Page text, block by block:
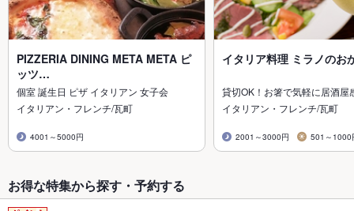
PIZZERIA DINING META META ピ
ッツ…
個室 誕生日 ピザ イタリアン 女子会
イタリアン・フレンチ/瓦町
4001～5000円
イタリア料理 ミラノのお
貸切OK！お箸で気軽に居酒
イタリアン・フレンチ/瓦町
2001～3000円 501～1000
お得な特集から探す・予約する